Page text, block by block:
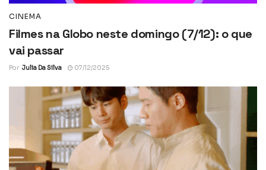
CINEMA
Filmes na Globo neste domingo (7/12): o que
vai passar
Por Julia Da Silva 07/12/2025